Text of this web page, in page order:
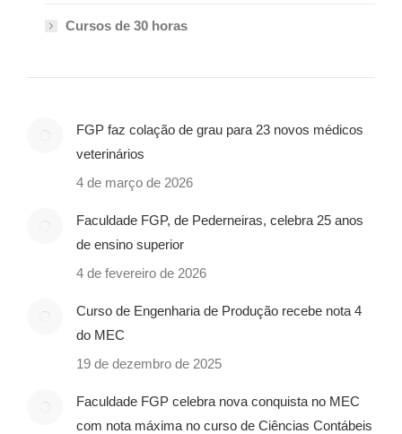
Cursos de 30 horas
FGP faz colação de grau para 23 novos médicos
veterinários
4 de março de 2026
Faculdade FGP, de Pederneiras, celebra 25 anos
de ensino superior
4 de fevereiro de 2026
Curso de Engenharia de Produção recebe nota 4
do MEC
19 de dezembro de 2025
Faculdade FGP celebra nova conquista no MEC
com nota máxima no curso de Ciências Contábeis